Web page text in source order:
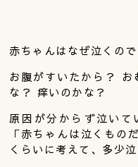
赤ちゃんはなぜ泣くので
お腹がすいたから？
な？ 痒いのかな？
原因が分からず泣いて
「赤ちゃんは泣くもの
くらいに考えて、多少